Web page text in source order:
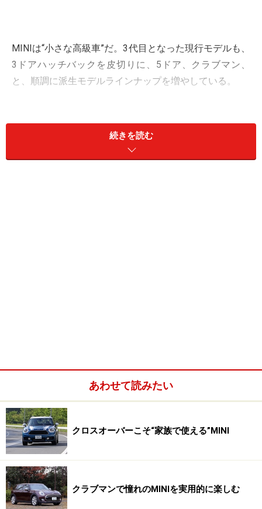
MINIは“小さな高級車”だ。3代目となった現行モデルも、
3ドアハッチバックを皮切りに、5ドア、クラブマン、
と、順調に派生モデルラインナップを増やしている。
た。コンバーチブルだ。
今のところコンバーチブルの日本仕様は、クーパー、ク
続きを読む
あわせて読みたい
クロスオーバーこそ“家族で使える”MINI
クラブマンで憧れのMINIを実用的に楽しむ